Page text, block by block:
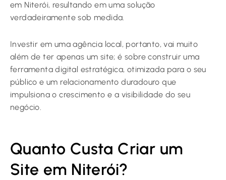
em Niterói, resultando em uma solução
verdadeiramente sob medida.
Investir em uma agência local, portanto, vai muito
além de ter apenas um site; é sobre construir uma
ferramenta digital estratégica, otimizada para o seu
público e um relacionamento duradouro que
impulsiona o crescimento e a visibilidade do seu
negócio.
Quanto Custa Criar um
Site em Niterói?